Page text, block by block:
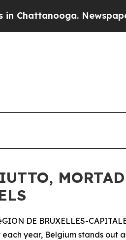
Newspaper
DE BRUXELLES-
year, Belgium stands out